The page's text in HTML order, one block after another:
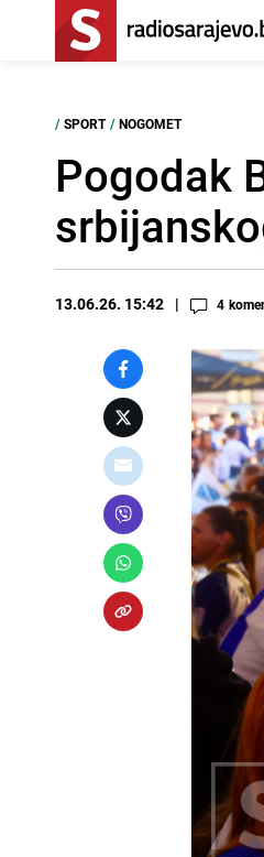
/ SPORT / NOGOMET
Pogodak
13.06.26. 15:42 4